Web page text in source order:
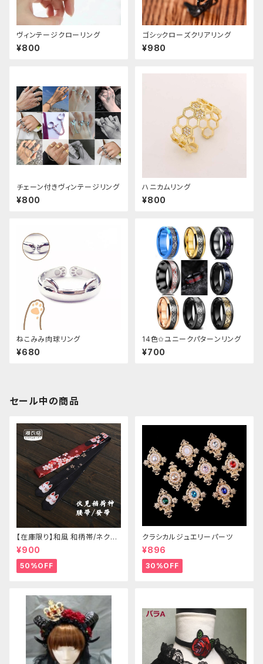
ヴィンテージクローリング
¥800
ゴシックローズクリアリング
¥980
チェーン付きヴィンテージリング
¥800
ハニカムリング
¥800
ねこみみ肉球リング
¥680
14色✩ユニークパターンリング
¥700
セール中の商品
【在庫限り】和風 和柄帯/ネクタ
イ/リボン（狐面/金魚
¥900
50%OFF
クラシカルジュエリーパーツ
¥896
30%OFF